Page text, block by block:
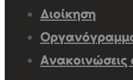
Διοίκηση
Ανακοινώσεις